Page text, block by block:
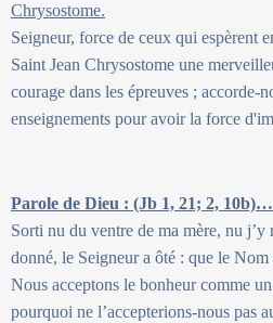
Chrysostome.
Seigneur, force de ceux qui espèrent
Saint Jean Chrysostome une
courage dans les épreuves ; accorde-
enseignements pour avoir la force
Parole de Dieu : (Jb 1, 21; 2,
Sorti nu du ventre de ma mère, nu j’y
donné, le Seigneur a ôté : que le
Nous acceptons le bonheur comme
pourquoi ne l’accepterions-nous pas